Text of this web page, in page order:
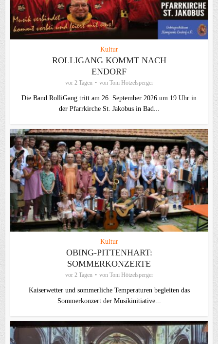
Kultur
ROLLIGANG KOMMT NACH
ENDORF
vor 2 Tagen von Toni Hötzelsperger
Die Band RolliGang tritt am 26. September 2026 um 19 Uhr in
der Pfarrkirche St. Jakobus in Bad...
Kultur
OBING-PITTENHART:
SOMMERKONZERTE
vor 2 Tagen von Toni Hötzelsperger
Kaiserwetter und sommerliche Temperaturen begleiten das
Sommerkonzert der Musikinitiative...